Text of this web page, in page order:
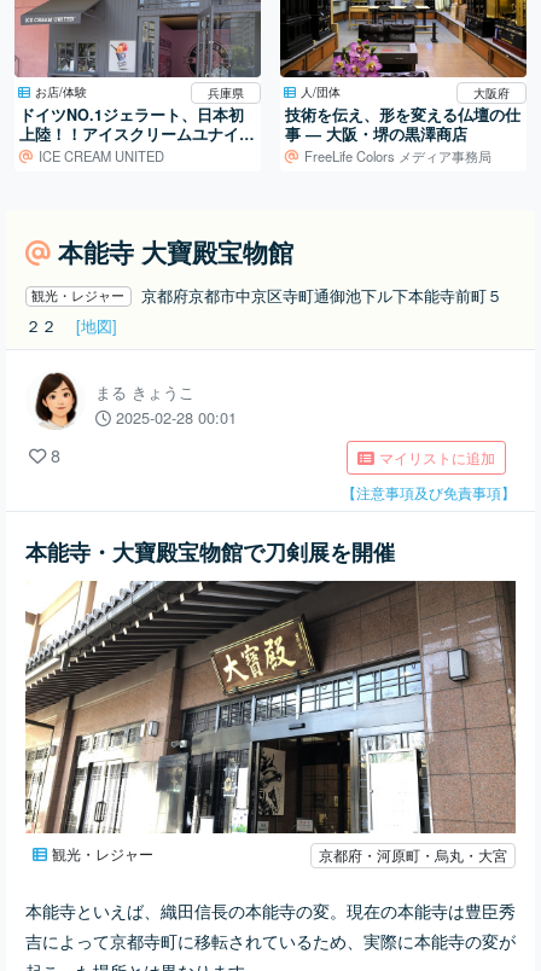
お店/体験 兵庫県
ドイツNO.1ジェラート、日本初
上陸！！アイスクリームユナイテ
ッド🍨
ICE CREAM UNITED
人/団体 大阪府
技術を伝え、形を変える仏壇の仕
事 ― 大阪・堺の黒澤商店
FreeLife Colors メディア事務局
本能寺 大寶殿宝物館
観光・レジャー
京都府京都市中京区寺町通御池下ル下本能寺前町５
２２
[地図]
まる きょうこ
2025-02-28 00:01
8
マイリストに追加
【注意事項及び免責事項】
本能寺・大寶殿宝物館で刀剣展を開催
観光・レジャー 京都府・河原町・烏丸・大宮
本能寺といえば、織田信長の本能寺の変。現在の本能寺は豊臣秀
吉によって京都寺町に移転されているため、実際に本能寺の変が